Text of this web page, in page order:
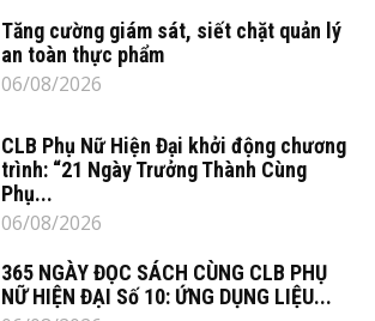
Tăng cường giám sát, siết chặt quản lý
an toàn thực phẩm
06/08/2026
CLB Phụ Nữ Hiện Đại khởi động chương
trình: “21 Ngày Trưởng Thành Cùng
Phụ...
06/08/2026
365 NGÀY ĐỌC SÁCH CÙNG CLB PHỤ
NỮ HIỆN ĐẠI Số 10: ỨNG DỤNG LIỆU...